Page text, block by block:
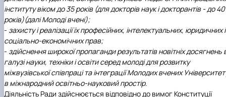
інституту віком до 35 років (для докторів наук і докторантів - до 40
років)(далі Молоді вчені);
- захисту і реалізації їх професійних, інтелектуальних, юридичних і
соціально-економічних прав;
- здійснення широкої пропаганди результатів новітніх досягнень
галузі науки, техніки і освіти серед молоді для розвитку
міжвузівської співпраці та інтеграції Молодих вчених
в міжнародний освітньо-науковий простір.
Діяльність Ради здійснюється відповідно до вимог Конституції